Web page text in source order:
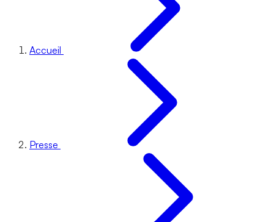
Accueil
Presse